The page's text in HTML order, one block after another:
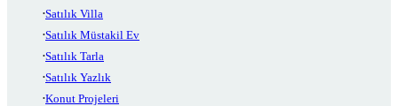
Satılık Villa
Satılık Müstakil Ev
Satılık Tarla
Satılık Yazlık
Konut Projeleri